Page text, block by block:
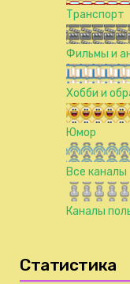
Транспорт
Фильмы и
Хобби и
Юмор
Все каналы
Каналы
Статистика